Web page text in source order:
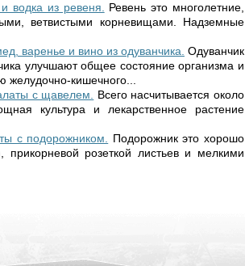
водка из ревеня.
Ревень это многолетние,
ветвистыми корневищами. Надземные
варенье и вино из одуванчика. Одуванчик
улучшают общее состояние организма и
кишечного...
с щавелем.
Всего насчитывается около
культура и лекарственное растение
с подорожником.
Подорожник это хорошо
прикорневой розеткой листьев и мелкими